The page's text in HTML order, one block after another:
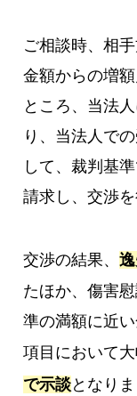
ご相談時、相
金額からの増
ところ、当法
り、当法人で
して、裁判基
請求し、交渉を
交渉の結果、
たほか、傷害
準の満額に近
項目において
で示談となりま